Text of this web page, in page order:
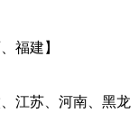
福建】
江苏、河南、黑龙